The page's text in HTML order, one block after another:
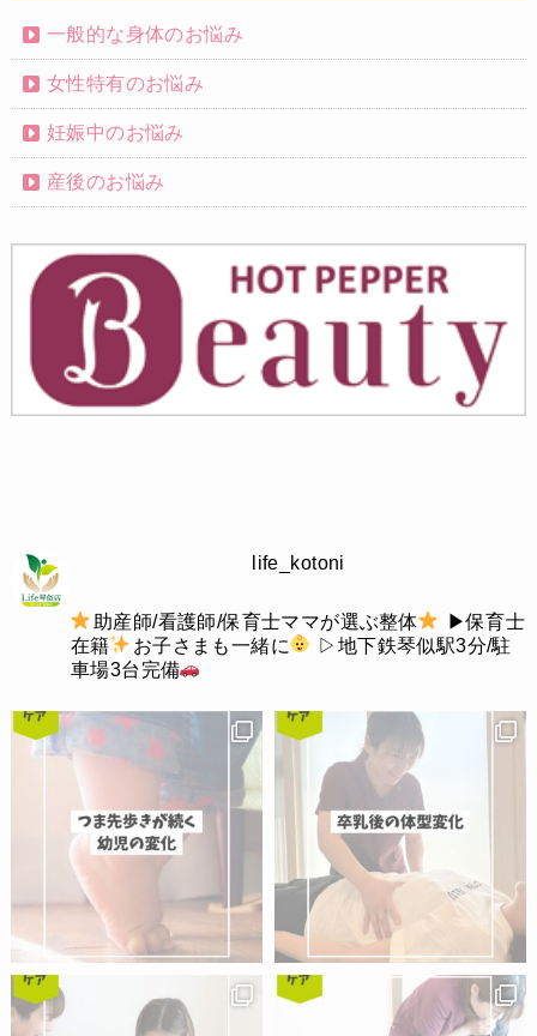
一般的な身体のお悩み
女性特有のお悩み
妊娠中のお悩み
産後のお悩み
life_kotoni
助産師/看護師/保育士ママが選ぶ整体
▶︎保育士
在籍
お子さまも一緒に
▷地下鉄琴似駅3分/駐
車場3台完備